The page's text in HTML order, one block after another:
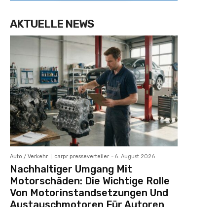
AKTUELLE NEWS
Auto / Verkehr carpr presseverteiler - 6. August 2026
Nachhaltiger Umgang Mit
Motorschäden: Die Wichtige Rolle
Von Motorinstandsetzungen Und
Austauschmotoren Für Autoren